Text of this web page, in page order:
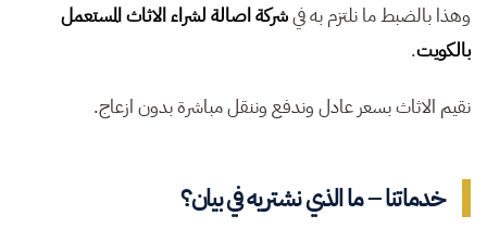
وهذا بالضبط ما نلتزم به فيشركة اصالة لشراء الاثاث المستعمل
بالكويت.
نقيم الاثاث بسعر عادل وندفع وننقل مباشرة بدون ازعاج.
خدماتنا – ما الذي نشتريه في بيان؟